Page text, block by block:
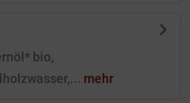
bio,
mehr